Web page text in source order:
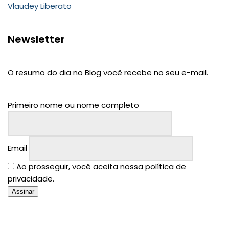
Vlaudey Liberato
Newsletter
O resumo do dia no Blog você recebe no seu e-mail.
Primeiro nome ou nome completo
Email
Ao prosseguir, você aceita nossa política de
privacidade.